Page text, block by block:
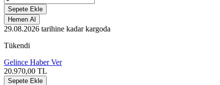
Sepete Ekle
Hemen Al
29.08.2026 tarihine kadar kargoda
Tükendi
Gelince Haber Ver
20.970,00 TL
Sepete Ekle